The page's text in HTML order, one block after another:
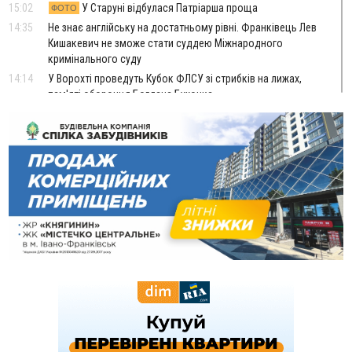
15:02 ФОТО
У Старуні відбулася Патріарша проща
14:35
Не знає англійську на достатньому рівні. Франківець Лев
Кишакевич не зможе стати суддею Міжнародного
кримінального суду
14:14
У Ворохті проведуть Кубок ФЛСУ зі стрибків на лижах,
пам'яті оборонця Богдана Бухонка
На Калущині розшукали чоловіка, який три дні
блукав у лісі
13:14
Боднар розповів про реакцію влади Польщі на атаки на
українців та про зміни після 23 серпня
12:31
ВІДЕО "Едельвейси" щемливо привітали рідну Коломию з
Днем міста
11:55
Вчора у Франківську, Коломиї, Долині та Яремче
зафіксували рекордну спеку
11:45
У Надвірній п'яна жінка побила малолітнього хлопчика: суд
У басейні Дністра встановилася гідрологічна посуха - рівні
води наблизилися до найнижчих показників
У Бурштині поблизу АЗС сталася масова бійка, поліція
з'ясовує обставини